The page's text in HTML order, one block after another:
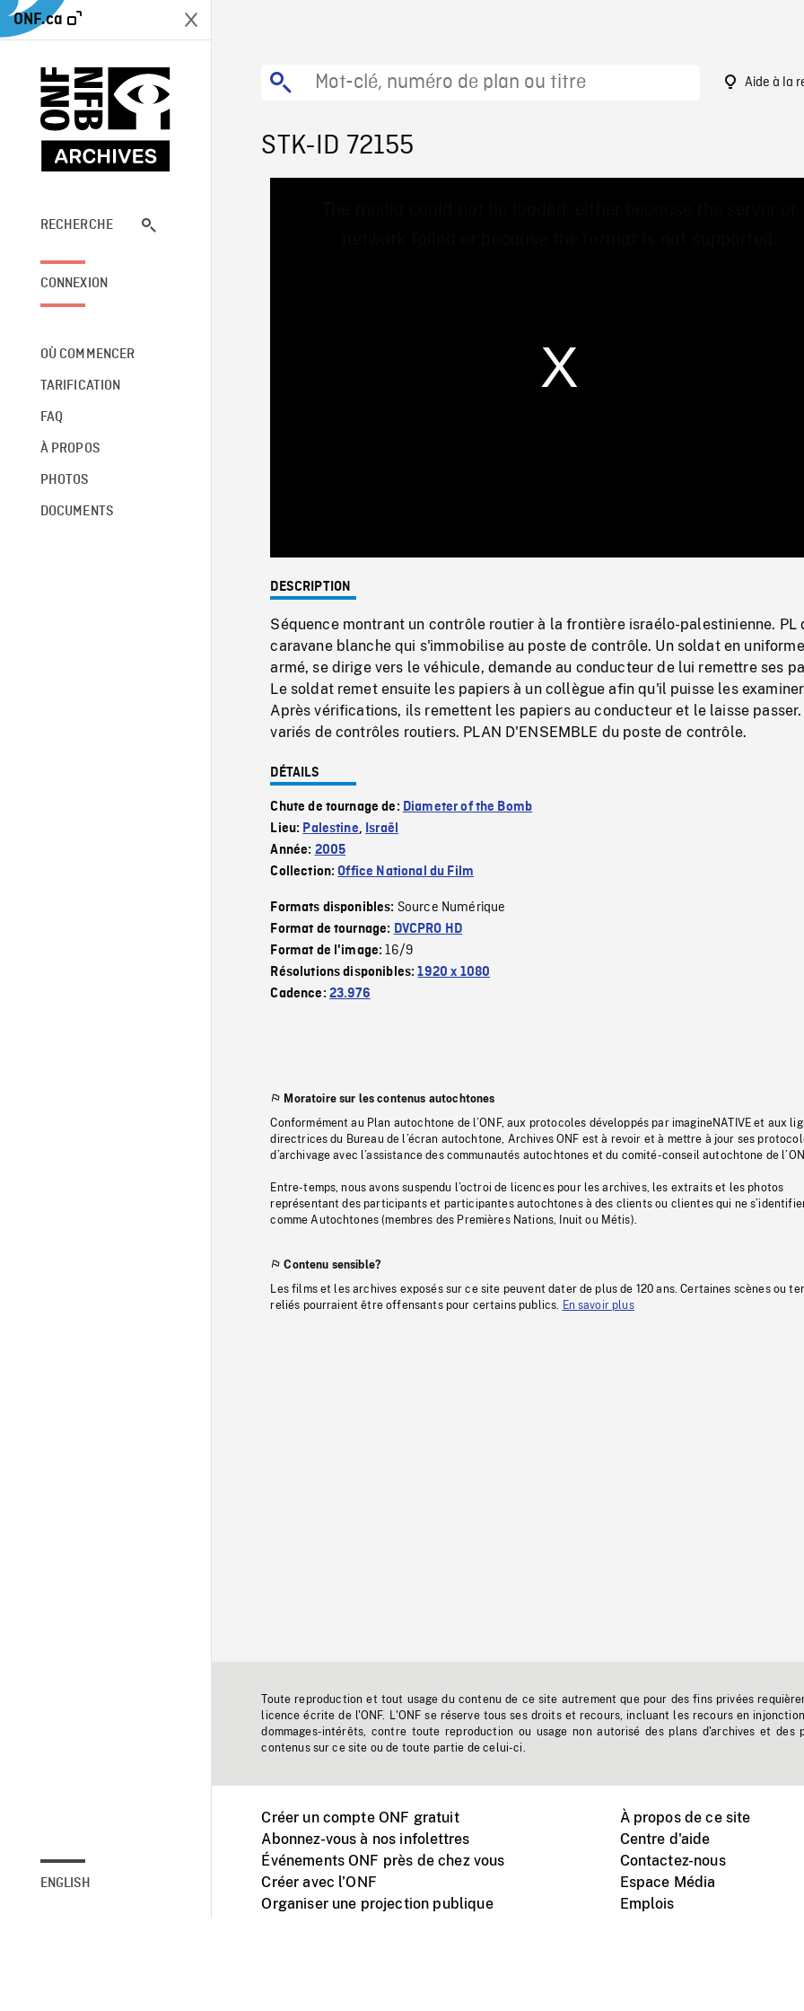
ONF.ca
RECHERCHE
CONNEXION
OÙ COMMENCER
TARIFICATION
FAQ
À PROPOS
PHOTOS
DOCUMENTS
ENGLISH
Aide à la
STK-ID 72155
0%
DESCRIPTION
Séquence montrant un contrôle routier à la frontière israélo-palestinienne. PL
caravane blanche qui s'immobilise au poste de contrôle. Un soldat en
armé, se dirige vers le véhicule, demande au conducteur de lui remettre ses
Le soldat remet ensuite les papiers à un collègue afin qu'il puisse les
Après vérifications, ils remettent les papiers au conducteur et le laisse passer.
variés de contrôles routiers. PLAN D'ENSEMBLE du poste de contrôle.
DÉTAILS
Chute de tournage de: Diameter of the Bomb
Lieu: Palestine, Israël
Année: 2005
Collection:Office National du Film
Formats disponibles: Source Numérique
Format de tournage: DVCPRO HD
Format de l'image:16/9
Résolutions disponibles:1920 x 1080
Cadence: 23.976
Moratoire sur les contenus autochtones
Conformément au Plan autochtone de l’ONF, aux protocoles développés par imagineNATIVE et aux
directrices du Bureau de l’écran autochtone, Archives ONF est à revoir et à mettre à jour ses
d’archivage avec l’assistance des communautés autochtones et du comité-conseil autochtone de
Entre-temps, nous avons suspendu l’octroi de licences pour les archives, les extraits et les photos
représentant des participants et participantes autochtones à des clients ou clientes qui ne
comme Autochtones (membres des Premières Nations, Inuit ou Métis).
Contenu sensible?
Les films et les archives exposés sur ce site peuvent dater de plus de 120 ans. Certaines scènes ou
reliés pourraient être offensants pour certains publics.
En savoir plus
Toute reproduction et tout usage du contenu de ce site autrement que pour des fins privées
licence écrite de l'ONF. L'ONF se réserve tous ses droits et recours, incluant les recours en
dommages-intérêts, contre toute reproduction ou usage non autorisé des plans d'archives et des
contenus sur ce site ou de toute partie de celui-ci.
Créer un compte ONF gratuit
Abonnez-vous à nos infolettres
Événements ONF près de chez vous
Créer avec l’ONF
Organiser une projection publique
À propos de ce site
Centre d'aide
Contactez-nous
Espace Média
Emplois